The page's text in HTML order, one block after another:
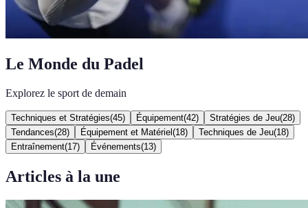
Le Monde du Padel
Explorez le sport de demain
Techniques et Stratégies(45) Équipement(42) Stratégies de Jeu(28)
Tendances(28) Équipement et Matériel (18) Techniques de Jeu(18)
Entraînement(17) Événements(13)
Articles à la une